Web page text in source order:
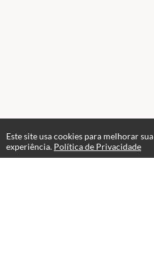
Páginas
Este site usa cookies para melhorar sua
experiência. Política de Privacidade